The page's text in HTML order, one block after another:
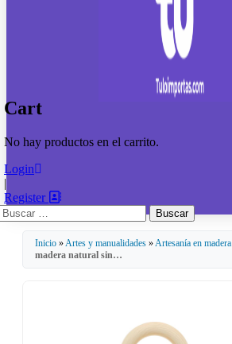
Cart
No hay productos en el carrito.
Login
|
Register
Inicio »Artes y manualidades »Artesanía en madera
madera natural sin…